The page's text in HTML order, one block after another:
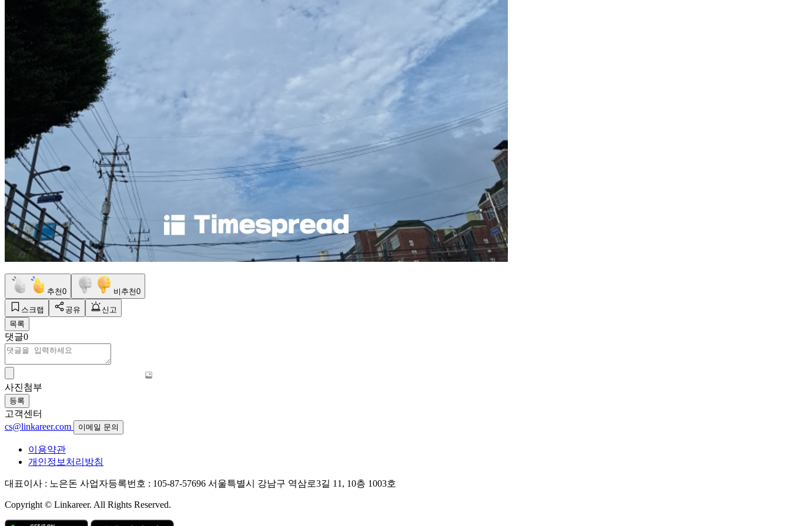
추천0 비추천0
스크랩 공유
신고
목록
댓글0
사진첨부
등록
고객센터
cs@linkareer.com
이메일 문의
이용약관
개인정보처리방침
대표이사 : 노은돈 사업자등록번호 : 105-87-57696 서울특별시 강남구 역삼로3길 11, 10층 1003호
Copyright © Linkareer. All Rights Reserved.